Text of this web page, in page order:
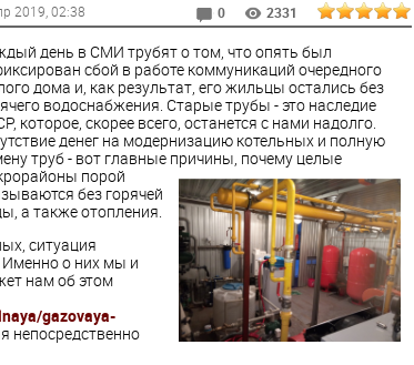
2019 , 02:38 0 2331
день в СМИ трубят о том, что опять был
сбой в работе коммуникаций очередного
дома и, как результат, его жильцы остались без
водоснабжения. Старые трубы - это наследие
которое, скорее всего, останется с нами надолго.
денег на модернизацию котельных и полную
труб - вот главные причины, почему целые
порой
без горячей
а также отопления.
ситуация
Именно о них мы и
нам об этом
gazovaya-
непосредственно